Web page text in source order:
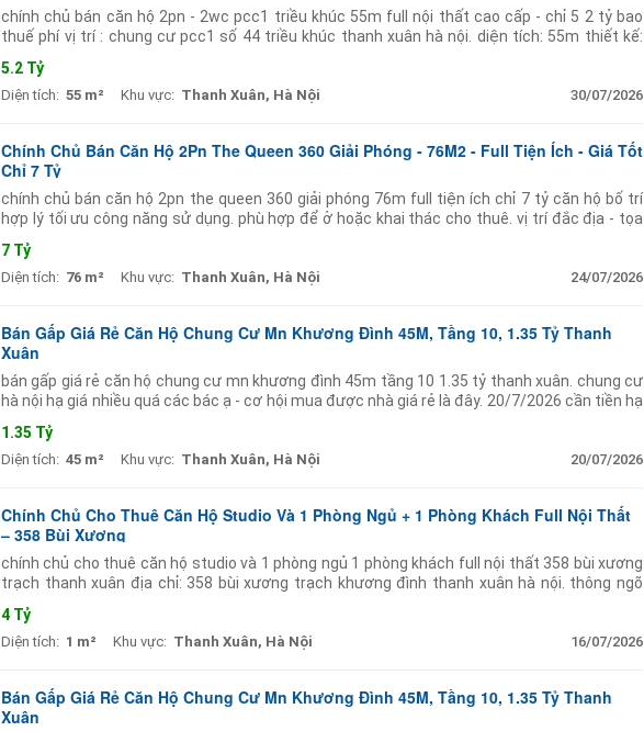
chính chủ bán căn hộ 2pn - 2wc pcc1 triều khúc 55m full nội thất cao cấp - chỉ 5 2 tỷ bao
thuế phí vị trí : chung cư pcc1 số 44 triều khúc thanh xuân hà nội. diện tích: 55m thiết kế:
5.2 Tỷ
Diện tích: 55 m² Khu vực: Thanh Xuân, Hà Nội 30/07/2026
Chính Chủ Bán Căn Hộ 2Pn The Queen 360 Giải Phóng - 76M2 - Full Tiện Ích - Giá Tốt
Chỉ 7 Tỷ
chính chủ bán căn hộ 2pn the queen 360 giải phóng 76m full tiện ích chỉ 7 tỷ căn hộ bố trí
hợp lý tối ưu công năng sử dụng. phù hợp để ở hoặc khai thác cho thuê. vị trí đắc địa - tọa
7 Tỷ
Diện tích: 76 m² Khu vực: Thanh Xuân, Hà Nội 24/07/2026
Bán Gấp Giá Rẻ Căn Hộ Chung Cư Mn Khương Đình 45M, Tầng 10, 1.35 Tỷ Thanh
Xuân
bán gấp giá rẻ căn hộ chung cư mn khương đình 45m tầng 10 1.35 tỷ thanh xuân. chung cư
hà nội hạ giá nhiều quá các bác ạ - cơ hội mua được nhà giá rẻ là đây. 20/7/2026 cần tiền hạ
1.35 Tỷ
Diện tích: 45 m² Khu vực: Thanh Xuân, Hà Nội 20/07/2026
Chính Chủ Cho Thuê Căn Hộ Studio Và 1 Phòng Ngủ + 1 Phòng Khách Full Nội Thất
– 358 Bùi Xương
chính chủ cho thuê căn hộ studio và 1 phòng ngủ 1 phòng khách full nội thất 358 bùi xương
trạch thanh xuân địa chỉ: 358 bùi xương trạch khương đình thanh xuân hà nội. thông ngõ
4 Tỷ
Diện tích: 1 m² Khu vực: Thanh Xuân, Hà Nội 16/07/2026
Bán Gấp Giá Rẻ Căn Hộ Chung Cư Mn Khương Đình 45M, Tầng 10, 1.35 Tỷ Thanh
Xuân